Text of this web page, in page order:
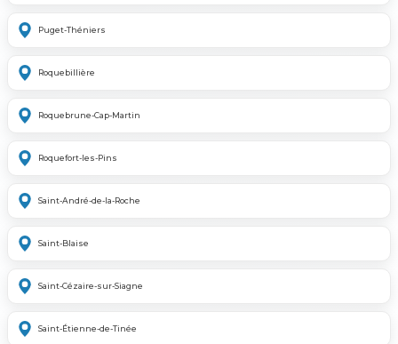
Puget-Théniers
Roquebillière
Roquebrune-Cap-Martin
Roquefort-les-Pins
Saint-André-de-la-Roche
Saint-Blaise
Saint-Cézaire-sur-Siagne
Saint-Étienne-de-Tinée